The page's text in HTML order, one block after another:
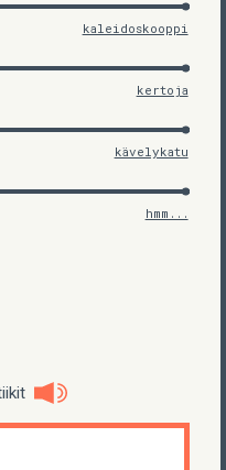
kaleidoskooppi
kertoja
kävelykatu
hmm...